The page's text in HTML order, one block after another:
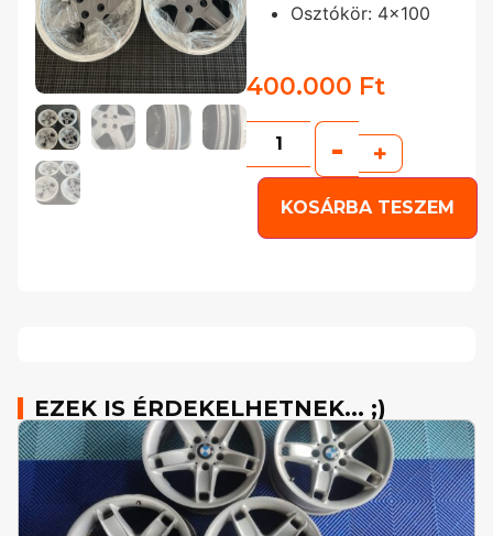
Osztókör: 4×100
400.000 Ft
- +
KOSÁRBA TESZEM
EZEK IS ÉRDEKELHETNEK... ;)